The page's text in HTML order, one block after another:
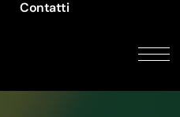
Contatti